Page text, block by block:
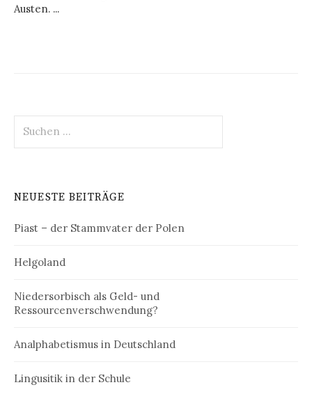
Austen. ...
nach:
NEUESTE BEITRÄGE
Piast – der Stammvater der Polen
Helgoland
Niedersorbisch als Geld- und
Ressourcenverschwendung?
Analphabetismus in Deutschland
Lingusitik in der Schule